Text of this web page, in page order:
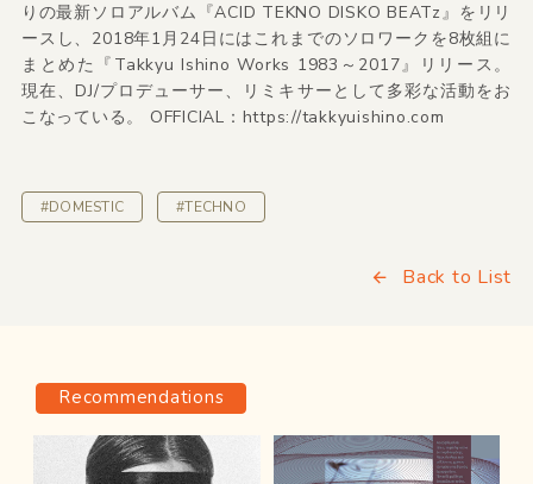
りの最新ソロアルバム『ACID TEKNO DISKO BEATz』をリリ
ースし、2018年1月24日にはこれまでのソロワークを8枚組に
まとめた『Takkyu Ishino Works 1983～2017』リリース。
現在、DJ/プロデューサー、リミキサーとして多彩な活動をお
こなっている。 OFFICIAL： https://takkyuishino.com
#DOMESTIC #TECHNO
Back to List
Recommendations